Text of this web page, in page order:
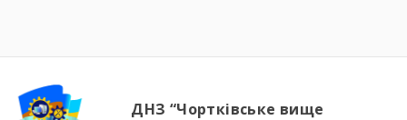
ДНЗ “Чортківське вище